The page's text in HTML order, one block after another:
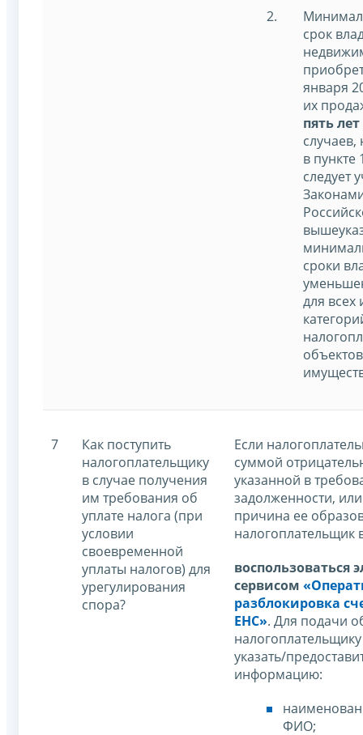
срок
января
их
пять лет
в пункте
следует
сроки
для всех
7
Как поступить
налогоплательщику
в случае получения
им требования об
уплате налога (при
условии
своевременной
уплаты налогов) для
урегулирования
спора?
Если
суммой
указанной в
задолженности,
причина ее
налогоплательщик
воспользоваться
сервисом
разблокировка
ЕНС». Для подачи
указать/
информацию:
ФИО;